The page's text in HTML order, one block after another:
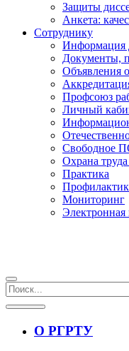
Защиты
Анкета:
Сотруднику
Информация
Документы,
Объявления
Профсоюз
Личный
Свободное
Охрана
Практика
Мониторинг
Электронная
О РГРТУ